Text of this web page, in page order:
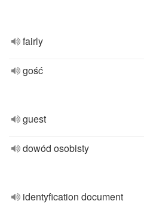
fairly
gość
guest
dowód osobisty
identyfication document